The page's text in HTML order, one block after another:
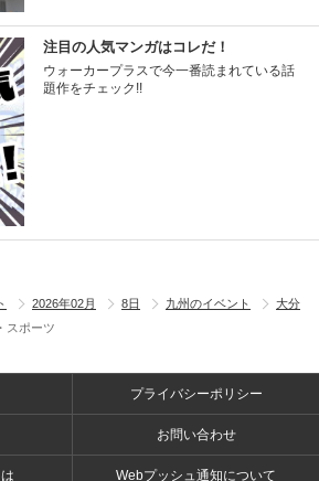
注目の人気マンガはコレだ！
ウォーカープラスで今一番読まれている話
題作をチェック!!
2026年02月 8日 九州のイベント
大分
スポーツ
プライバシーポリシー
お問い合わせ
Webプッシュ通知について